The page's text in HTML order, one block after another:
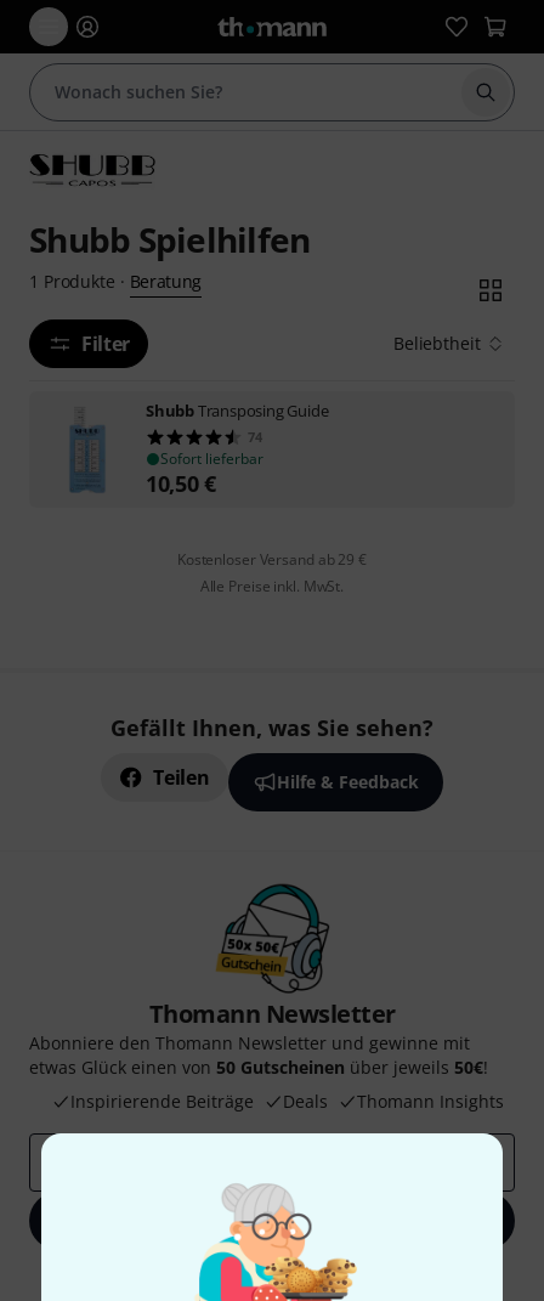
Suche
Shubb Spielhilfen
1 Produkte · Beratung
Filter Beliebtheit
ShubbTransposing Guide
74
Sofort lieferbar
10,50€
Kostenloser Versand ab 29 €
Alle Preise inkl. MwSt.
Gefällt Ihnen, was Sie sehen?
Teilen Hilfe & Feedback
Thomann Newsletter
Abonniere den Thomann Newsletter und gewinne mit
etwas Glück einen von 50 Gutscheinen über jeweils 50€!
Inspirierende Beiträge
Deals Thomann Insights
Jetzt anmelden
Mit Klick auf „Jetzt anmelden“ stimmen Sie dem Erhalt von E-Mail-